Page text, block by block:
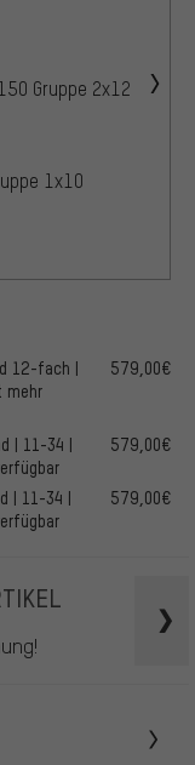
Gruppe 2x12
1x10
12-fach |
mehr
579,00€
| 11-34 |
579,00€
| 11-34 |
579,00€